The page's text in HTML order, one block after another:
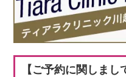
【ご予約に関しまし